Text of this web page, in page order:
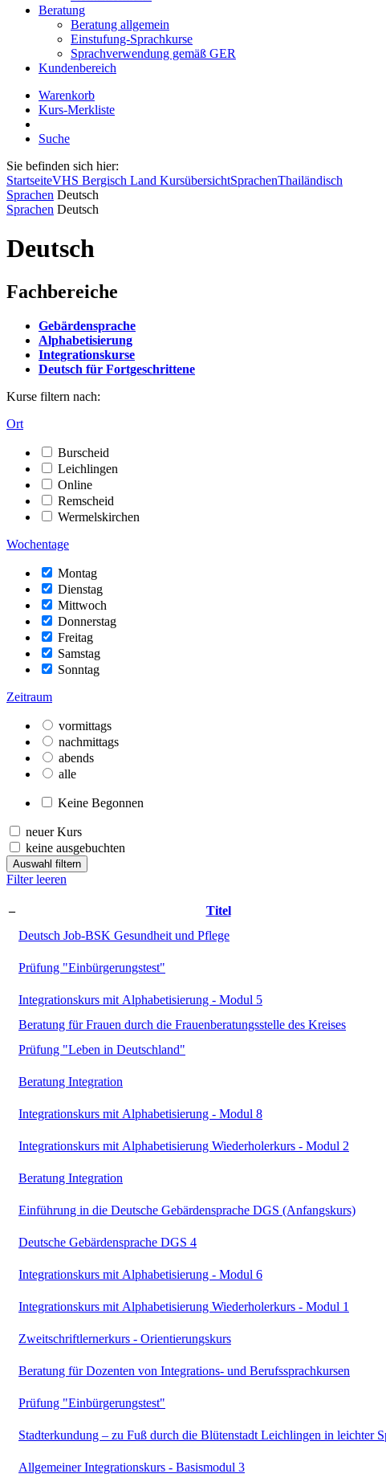
Beratung
Beratung allgemein
Einstufung-Sprachkurse
Sprachverwendung gemäß GER
Kundenbereich
Warenkorb
Kurs-Merkliste
Suche
Sie befinden sich hier:
StartseiteVHS Bergisch Land KursübersichtSprachenThailändisch
Sprachen Deutsch
Sprachen Deutsch
Deutsch
Fachbereiche
Gebärdensprache
Alphabetisierung
Integrationskurse
Deutsch für Fortgeschrittene
Kurse filtern nach:
Ort
Burscheid
Leichlingen
Online
Remscheid
Wermelskirchen
Wochentage
Montag
Dienstag
Mittwoch
Donnerstag
Freitag
Samstag
Sonntag
Zeitraum
vormittags
nachmittags
abends
alle
Keine Begonnen
neuer Kurs
keine ausgebuchten
Auswahl filtern
Filter leeren
– Titel
Deutsch Job-BSK Gesundheit und Pflege
Prüfung "Einbürgerungstest"
Integrationskurs mit Alphabetisierung - Modul 5
Beratung für Frauen durch die Frauenberatungsstelle des Kreises
Prüfung "Leben in Deutschland"
Beratung Integration
Integrationskurs mit Alphabetisierung - Modul 8
Integrationskurs mit Alphabetisierung Wiederholerkurs - Modul 2
Beratung Integration
Einführung in die Deutsche Gebärdensprache DGS (Anfangskurs)
Deutsche Gebärdensprache DGS 4
Integrationskurs mit Alphabetisierung - Modul 6
Integrationskurs mit Alphabetisierung Wiederholerkurs - Modul 1
Zweitschriftlernerkurs - Orientierungskurs
Beratung für Dozenten von Integrations- und Berufssprachkursen
Prüfung "Einbürgerungstest"
Stadterkundung – zu Fuß durch die Blütenstadt Leichlingen in leichter
Allgemeiner Integrationskurs - Basismodul 3